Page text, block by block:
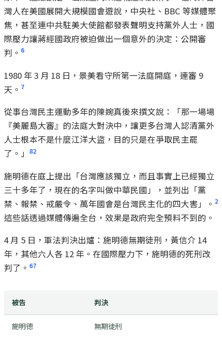
灣人在美國展開大規模國會遊說，中央社、BBC 等媒體聚
焦，甚至連中共駐美大使館都發表聲明支持黨外人士，國
際壓力讓蔣經國政府被迫做出一個意外的決定：公開審
判。 6
1980 年 3 月 18 日，景美看守所第一法庭開庭，連審 9
天。 7
從事台灣民主運動多年的陳婉真後來撰文說：「那一場場
『美麗島大審』的法庭大對決中，讓更多台灣人認清黨外
人士根本不是什麼江洋大盜，目的只是在爭取民主罷
了。」
82
施明德在庭上提出「台灣應該獨立，而且事實上已經獨立
三十多年了，現在的名字叫做中華民國」，並列出「黨
禁、報禁、戒嚴令、萬年國會是台灣民主化的四大害」。 2
這些話透過媒體傳遍全台，效果是政府完全預料不到的。
4 月 5 日，軍法判決出爐：施明德無期徒刑，黃信介 14
年，其他六人各 12 年。在國際壓力下，施明德的死刑改
判了。 67
被告 判決
施明德 無期徒刑